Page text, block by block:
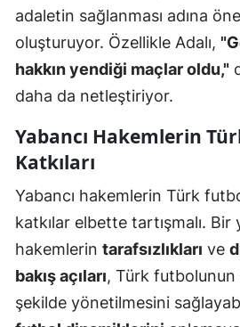
adaletin sağlanması adına
oluşturuyor. Özellikle Adalı,
hakkın yendiği maçlar oldu,"
daha da netleştiriyor.
Yabancı Hakemlerin
Katkıları
Yabancı hakemlerin Türk
katkılar elbette tartışmalı. Bir
hakemlerin tarafsızlıkları ve
bakış açıları, Türk futbolunun
şekilde yönetilmesini